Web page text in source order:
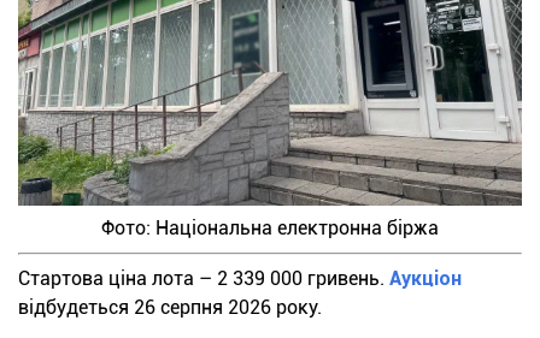
Фото: Національна електронна біржа
Стартова ціна лота – 2 339 000 гривень. Аукціон
відбудеться 26 серпня 2026 року.